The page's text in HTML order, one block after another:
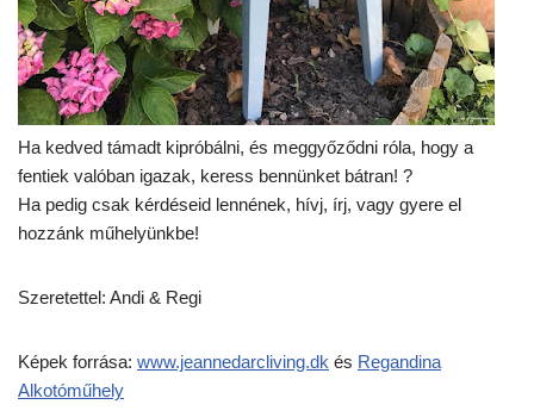
Ha kedved támadt kipróbálni, és meggyőződni róla, hogy a
fentiek valóban igazak, keress bennünket bátran! ?
Ha pedig csak kérdéseid lennének, hívj, írj, vagy gyere el
hozzánk műhelyünkbe!
Szeretettel: Andi & Regi
Képek forrása: www.jeannedarcliving.dk és Regandina
Alkotóműhely